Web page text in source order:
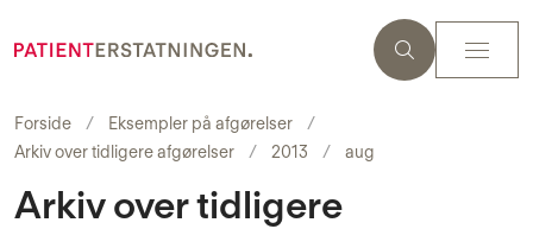
Forside
Eksempler på afgørelser
Arkiv over tidligere afgørelser
2013 aug
Arkiv over tidligere